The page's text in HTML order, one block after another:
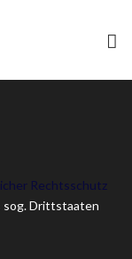
Rechtsschutz
sog. Drittstaaten